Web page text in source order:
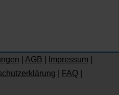
AGB Impressum
FAQ